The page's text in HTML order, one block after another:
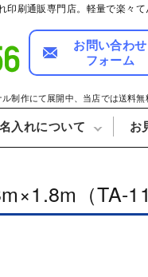
刷通販専門店。軽量で楽々
お問い合わせ
フォーム
作にて展開中、当店では送料無
ープ運動会/卒業式用
入れについて
ザインデータ作成方法
お
品・変更について
（TA-11